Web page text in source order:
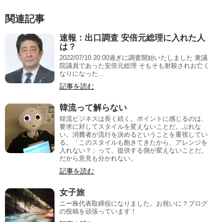
関連記事
速報：出口調査 安倍元総理に入れた人
は？
2022/07/10 20:00過ぎに調査開始いたしました 衆議
院議員であった安倍元総理 そもそも射殺されお亡く
なりになった...
記事を読む
韓流って解らない
韓流ビジネスは長く続く。ポイントに感じるのは、
要求に対してスタイルを変えないことだ。ぶれな
い。消費者が流行を決めるということを重視してい
る。「このスタイルも飽きてきたから、アレンジを
入れない？」って、提供する側が変えないことだ。
だから意見も分かれない。
記事を読む
女子旅
ニー株代表取締役になりました。お祝いに？ブログ
の投稿を頑張っています！